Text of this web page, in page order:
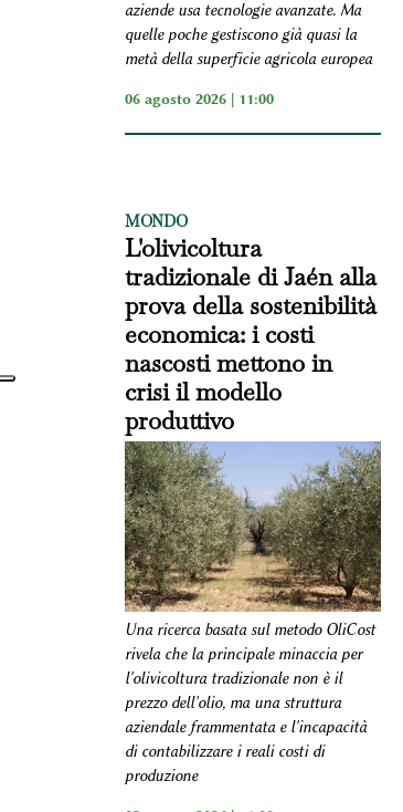
aziende usa tecnologie avanzate. Ma
quelle poche gestiscono già quasi la
metà della superficie agricola europea
06 agosto 2026 | 11:00
MONDO
L'olivicoltura
tradizionale di Jaén alla
prova della sostenibilità
economica: i costi
nascosti mettono in
crisi il modello
produttivo
Una ricerca basata sul metodo OliCost
rivela che la principale minaccia per
l'olivicoltura tradizionale non è il
prezzo dell'olio, ma una struttura
aziendale frammentata e l'incapacità
di contabilizzare i reali costi di
produzione